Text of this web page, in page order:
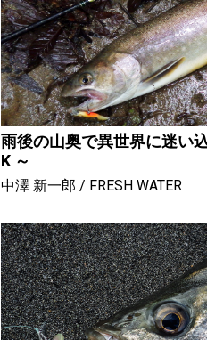
雨後の山奥で異世界に迷い
K ～
中澤 新一郎 FRESH WATER